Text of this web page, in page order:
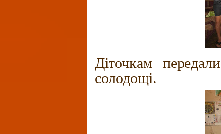
Діточкам
солодощі.